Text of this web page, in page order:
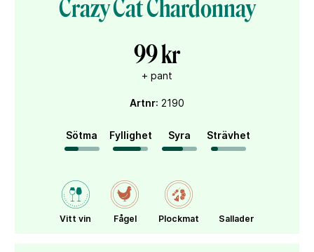
Crazy Cat Chardonnay
99 kr
+ pant
Artnr: 2190
Sötma Fyllighet Syra Strävhet
Vitt vin Fågel Plockmat Sallader